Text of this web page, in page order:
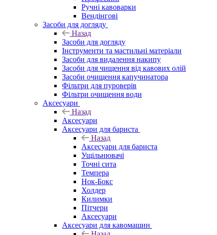
Ручні кавоварки
Вендінгові
Засоби для догляду
Назад
Засоби для догляду
Інструменти та мастильні матеріали
Засоби для видалення накипу
Засоби для чищення від кавових олій
Засоби очищення капучинатора
Фільтри для пуроверів
Фільтри очищення води
Аксесуари
Назад
Аксесуари
Аксесуари для бариста
Назад
Аксесуари для бариста
Ущільнювачі
Точні сита
Темпера
Нок-Бокс
Холдер
Килимки
Пітчери
Аксесуари
Аксесуари для кавомашин